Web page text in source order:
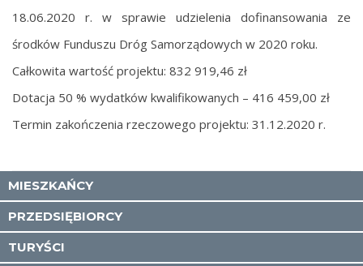
18.06.2020 r. w sprawie udzielenia dofinansowania ze
środków Funduszu Dróg Samorządowych w 2020 roku.
Całkowita wartość projektu: 832 919,46 zł
Dotacja 50 % wydatków kwalifikowanych – 416 459,00 zł
Termin zakończenia rzeczowego projektu: 31.12.2020 r.
MIESZKAŃCY
PRZEDSIĘBIORCY
TURYŚCI